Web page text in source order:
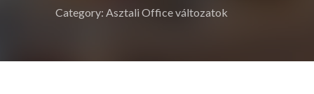
Category: Asztali Office változatok